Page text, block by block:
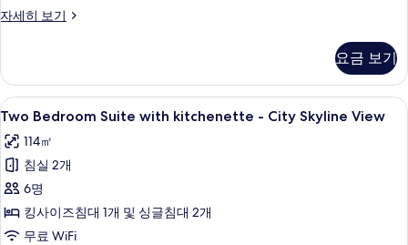
View
진
모
두
보
기
자세히 보기
One
kitchenette
City
View
자
히
보
기
요금 보기
Two
Bedroom
Suite
with
kitchenette
-
City
케이블 채널 시청이 가능한 42인치 TV
15
Two Bedroom Suite with kitchenette - City Skyline View
114㎡
침실 2개
6명
킹사이즈침대 1개 및 싱글침대 2개
무료 WiFi